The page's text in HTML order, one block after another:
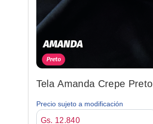
Tela Amanda Crepe Preto
Precio sujeto a modificación
Gs. 12.840